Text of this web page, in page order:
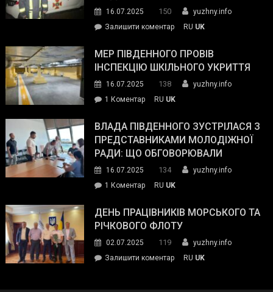
силових
та
органів:
«Наш
спільний
окупанти.
Маємо
діяти
команда
16.07.2025 150
yuzhny.info
Залишити коментарon
ДСНС
власноруч
пожежу
у
RU UK
МЕР ПІВДЕННОГО ПРОВІВ
ІНСПЕКЦІЮ ШКІЛЬНОГО УКРИТТЯ
16.07.2025 138
yuzhny.info
1 Коментардо
Південного
провів
інспекцію
укриття
RU UK
ВЛАДА ПІВДЕННОГО ЗУСТРІЛАСЯ З
ПРЕДСТАВНИКАМИ МОЛОДІЖНОЇ
РАДИ: ЩО ОБГОВОРЮВАЛИ
16.07.2025 134
yuzhny.info
1 Коментардо
Південного
зустрілася
представниками
молодіжної
RU UK
ДЕНЬ ПРАЦІВНИКІВ МОРСЬКОГО ТА
РІЧКОВОГО ФЛОТУ
02.07.2025 119
yuzhny.info
Залишити коментарon
RU UK